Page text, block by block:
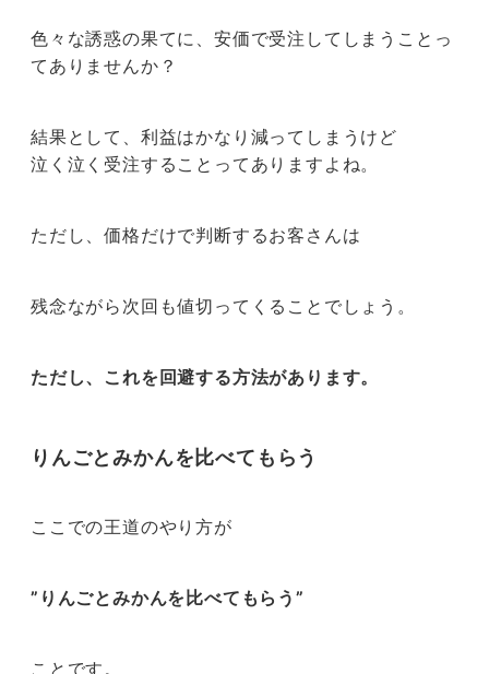
色々な誘惑の果てに、安価で受注してしまうことっ
てありませんか？
結果として、利益はかなり減ってしまうけど
泣く泣く受注することってありますよね。
ただし、価格だけで判断するお客さんは
残念ながら次回も値切ってくることでしょう。
ただし、これを回避する方法があります。
りんごとみかんを比べてもらう
ここでの王道のやり方が
”りんごとみかんを比べてもらう”
ことです。